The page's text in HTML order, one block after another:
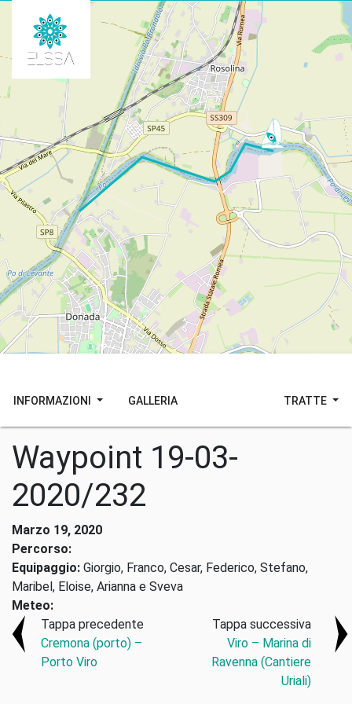
INFORMAZIONI GALLERIA TRATTE
Waypoint 19-03-
2020/232
Marzo 19, 2020
Percorso:
Equipaggio: Giorgio, Franco, Cesar, Federico, Stefano,
Maribel, Eloise, Arianna e Sveva
Meteo:
Tappa precedente
Cremona (porto) –
Porto Viro
Tappa successiva
Viro – Marina di
Ravenna (Cantiere
Uriali)